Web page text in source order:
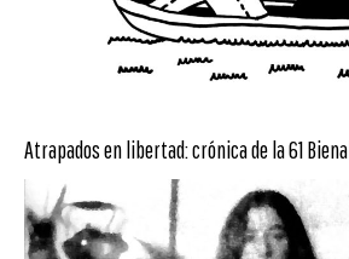
Atrapados en libertad: crónica de la 61